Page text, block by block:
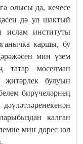
олысы да, кечесе
дә ул шактый
институты
каршы, бу
мин үзем
татар мөселман
җитәрлек булуын
бирүчеләрнең
калган
мин дөрес юл